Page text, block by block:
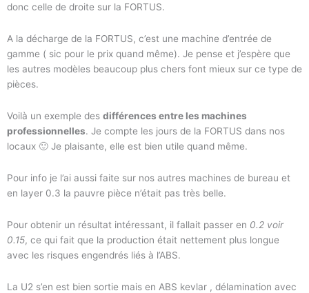
donc celle de droite sur la FORTUS.
A la décharge de la FORTUS, c’est une machine d’entrée de
gamme ( sic pour le prix quand même). Je pense et j’espère que
les autres modèles beaucoup plus chers font mieux sur ce type de
pièces.
Voilà un exemple des différences entre les machines
professionnelles. Je compte les jours de la FORTUS dans nos
locaux 🙂 Je plaisante, elle est bien utile quand même.
Pour info je l’ai aussi faite sur nos autres machines de bureau et
en layer 0.3 la pauvre pièce n’était pas très belle.
Pour obtenir un résultat intéressant, il fallait passer en 0.2 voir
0.15, ce qui fait que la production était nettement plus longue
avec les risques engendrés liés à l’ABS.
La U2 s’en est bien sortie mais en ABS kevlar , délamination avec